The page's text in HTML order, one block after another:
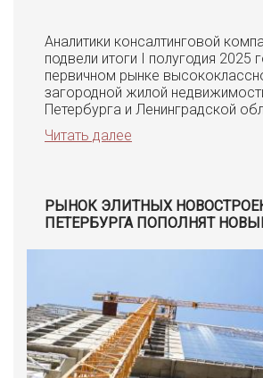
Аналитики консалтинговой
подвели итоги I полугодия 2025
первичном рынке
загородной жилой
Петербурга и Ленинградской
Читать далее
РЫНОК ЭЛИТНЫХ
ПЕТЕРБУРГА ПОПОЛНЯТ